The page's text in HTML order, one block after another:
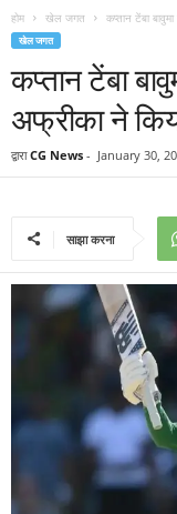
होम खेल जगत कप्‍तान टेंबा
खेल जगत
कप्‍तान टेंबा
अफ्रीका ने
द्वारा CG News - January 30,
साझा करना